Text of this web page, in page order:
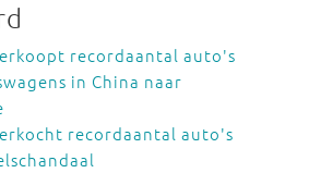
recordaantal auto's
in China naar
recordaantal auto's